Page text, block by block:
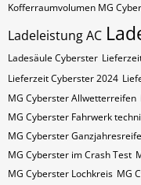
Kofferraumvolumen MG
Ladeleistung AC
Ladesäule Cyberster
Lieferzeit Cyberster 2024
MG Cyberster Allwetterreifen
MG Cyberster Fahrwerk techni
MG Cyberster
MG Cyberster im Crash Test
MG Cyberster Lochkreis MG